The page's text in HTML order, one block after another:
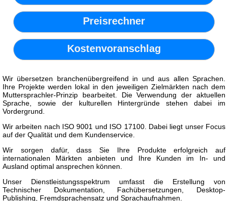
Preisrechner
Kostenvoranschlag
Wir übersetzen branchenübergreifend in und aus allen Sprachen.
Ihre Projekte werden lokal in den jeweiligen Zielmärkten nach dem
Muttersprachler-Prinzip bearbeitet. Die Verwendung der aktuellen
Sprache, sowie der kulturellen Hintergründe stehen dabei im
Vordergrund.
Wir arbeiten nach ISO 9001 und ISO 17100. Dabei liegt unser Focus
auf der Qualität und dem Kundenservice.
Wir sorgen dafür, dass Sie Ihre Produkte erfolgreich auf
internationalen Märkten anbieten und Ihre Kunden im In- und
Ausland optimal ansprechen können.
Unser Dienstleistungsspektrum umfasst die Erstellung von
Technischer Dokumentation, Fachübersetzungen, Desktop-
Publishing, Fremdsprachensatz und Sprachaufnahmen.